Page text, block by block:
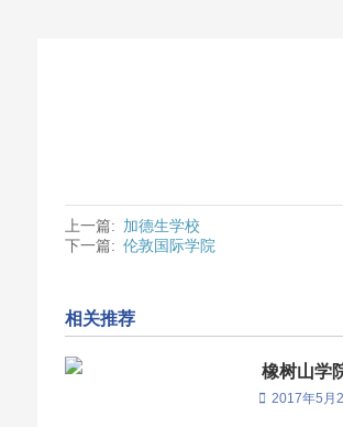
上一篇: 加德生学校
下一篇: 伦敦国际学院
相关推荐
橡树山学
2017年5月